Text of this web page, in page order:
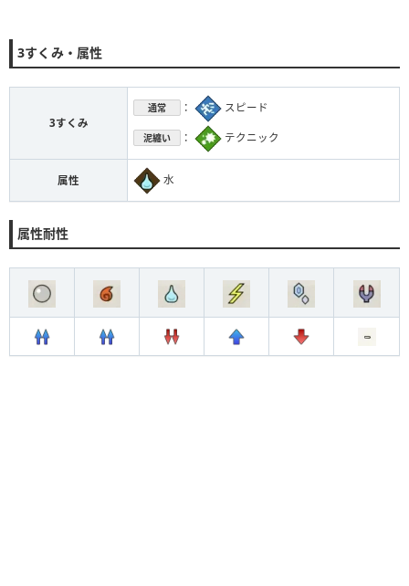
3すくみ・属性
3すくみ
通常 ： スピード
泥纏い ： テクニック
属性 水
属性耐性